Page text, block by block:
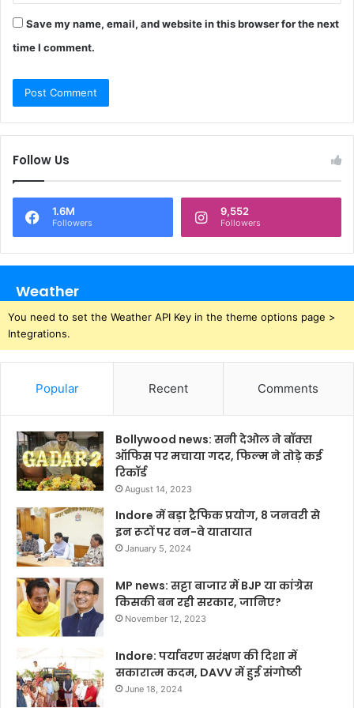
Save my name, email, and website in this browser for the next
time I comment.
Follow Us
1.6M
Followers
9,552
Followers
Weather
You need to set the Weather API Key in the theme options page >
Integrations.
Popular Recent Comments
Bollywood news: सनी देओल ने बॉक्स
ऑफिस पर मचाया गदर, फिल्म ने तोड़े कई
रिकॉर्ड
August 14, 2023
Indore में बड़ा ट्रैफिक प्रयोग, 8 जनवरी से
इन रूटों पर वन-वे यातायात
January 5, 2024
MP news: सट्टा बाजार में BJP या कांग्रेस
किसकी बन रही सरकार, जानिए?
November 12, 2023
Indore: पर्यावरण सरंक्षण की दिशा में
सकारात्म कदम, DAVV में हुई संगोष्ठी
June 18, 2024